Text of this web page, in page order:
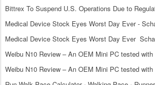
Bittrex To Suspend U.S. Operations Due to
Medical Device Stock Eyes Worst Day Ever -
Medical Device Stock Eyes Worst Day Ever
Weibu N10 Review – An OEM Mini PC tested
Weibu N10 Review – An OEM Mini PC tested